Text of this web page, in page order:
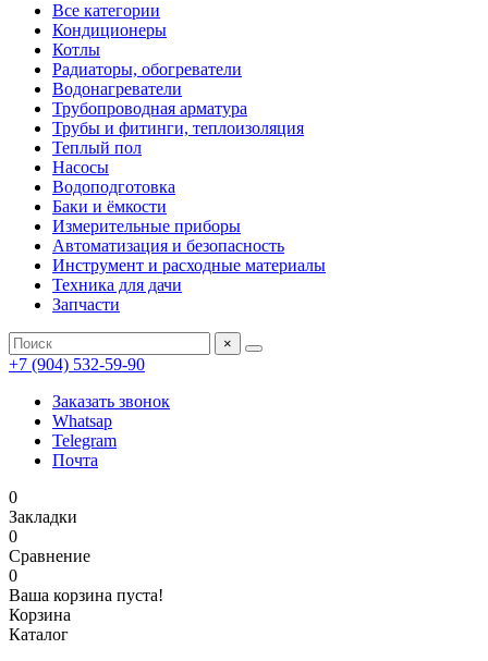
Все категории
Кондиционеры
Котлы
Радиаторы, обогреватели
Водонагреватели
Трубопроводная арматура
Трубы и фитинги, теплоизоляция
Теплый пол
Насосы
Водоподготовка
Баки и ёмкости
Измерительные приборы
Автоматизация и безопасность
Инструмент и расходные материалы
Техника для дачи
Запчасти
×
+7 (904) 532-59-90
Заказать звонок
Whatsap
Telegram
Почта
0
Закладки
0
Сравнение
0
Ваша корзина пуста!
Корзина
Каталог